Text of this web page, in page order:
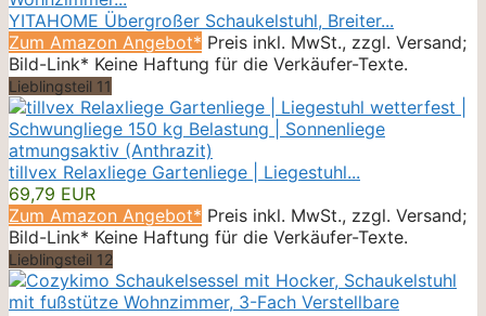
YITAHOME Übergroßer Schaukelstuhl, Breiter...
Zum Amazon Angebot* Preis inkl. MwSt., zzgl. Versand;
Bild-Link* Keine Haftung für die Verkäufer-Texte.
Lieblingsteil 11
tillvex Relaxliege Gartenliege | Liegestuhl...
69,79 EUR
Zum Amazon Angebot* Preis inkl. MwSt., zzgl. Versand;
Bild-Link* Keine Haftung für die Verkäufer-Texte.
Lieblingsteil 12